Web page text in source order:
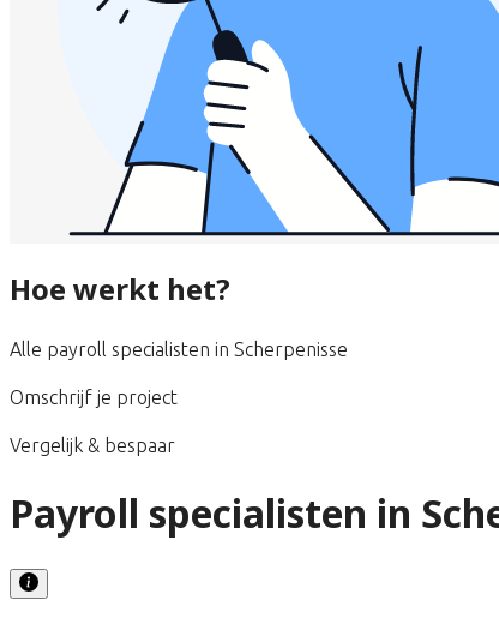
Hoe werkt het?
Alle payroll specialisten in Scherpenisse
Omschrijf je project
Vergelijk & bespaar
Payroll specialisten in